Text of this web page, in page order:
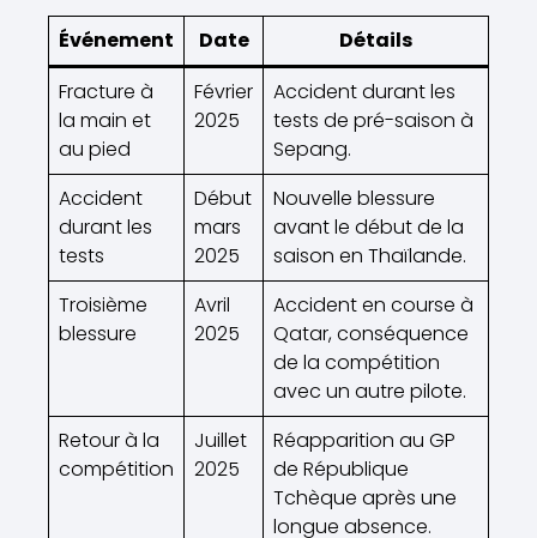
Événement Date
Détails
Fracture à
la main et
au pied
Février
2025
Accident durant les
tests de pré-saison à
Sepang.
Accident
durant les
tests
Début
mars
2025
Nouvelle blessure
avant le début de la
saison en Thaïlande.
Troisième
blessure
Avril
2025
Accident en course à
Qatar, conséquence
de la compétition
avec un autre pilote.
Retour à la
compétition
Juillet
2025
Réapparition au GP
de République
Tchèque après une
longue absence.